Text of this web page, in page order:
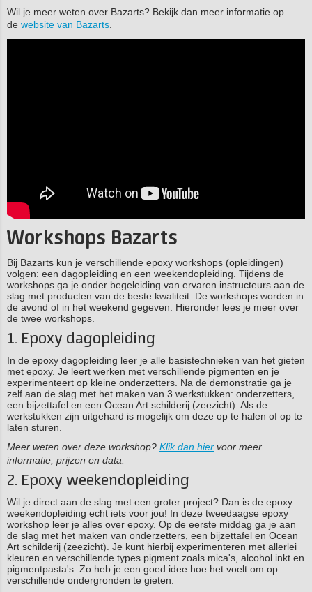
Wil je meer weten over Bazarts? Bekijk dan meer informatie op
de website van Bazarts
Workshops Bazarts
Bij Bazarts kun je verschillende epoxy workshops (opleidingen)
volgen: een dagopleiding en een weekendopleiding. Tijdens de
workshops ga je onder begeleiding van ervaren instructeurs aan de
slag met producten van de beste kwaliteit. De workshops worden in
de avond of in het weekend gegeven. Hieronder lees je meer over
de twee workshops.
1. Epoxy dagopleiding
In de epoxy dagopleiding leer je alle basistechnieken van het gieten
met epoxy. Je leert werken met verschillende pigmenten en je
experimenteert op kleine onderzetters. Na de demonstratie ga je
zelf aan de slag met het maken van 3 werkstukken: onderzetters,
een bijzettafel en een Ocean Art schilderij (zeezicht). Als de
werkstukken zijn uitgehard is mogelijk om deze op te halen of op te
laten sturen.
Meer weten over deze workshop? Klik dan hier voor meer
informatie, prijzen en data.
2. Epoxy weekendopleiding
Wil je direct aan de slag met een groter project? Dan is de epoxy
weekendopleiding echt iets voor jou! In deze tweedaagse epoxy
workshop leer je alles over epoxy. Op de eerste middag ga je aan
de slag met het maken van onderzetters, een bijzettafel en Ocean
Art schilderij (zeezicht). Je kunt hierbij experimenteren met allerlei
kleuren en verschillende types pigment zoals mica's, alcohol inkt en
pigmentpasta's. Zo heb je een goed idee hoe het voelt om op
verschillende ondergronden te gieten.